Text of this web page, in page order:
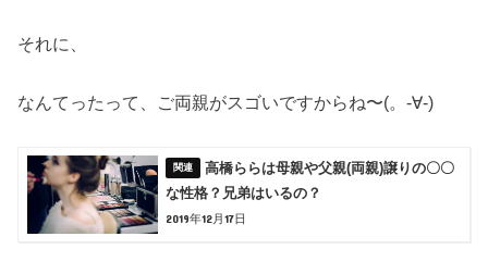
それに、
なんてったって、ご両親がスゴいですからね〜(。-∀-)
高橋ららは母親や父親(両親)譲りの〇〇
な性格？兄弟はいるの？
2019年12月17日